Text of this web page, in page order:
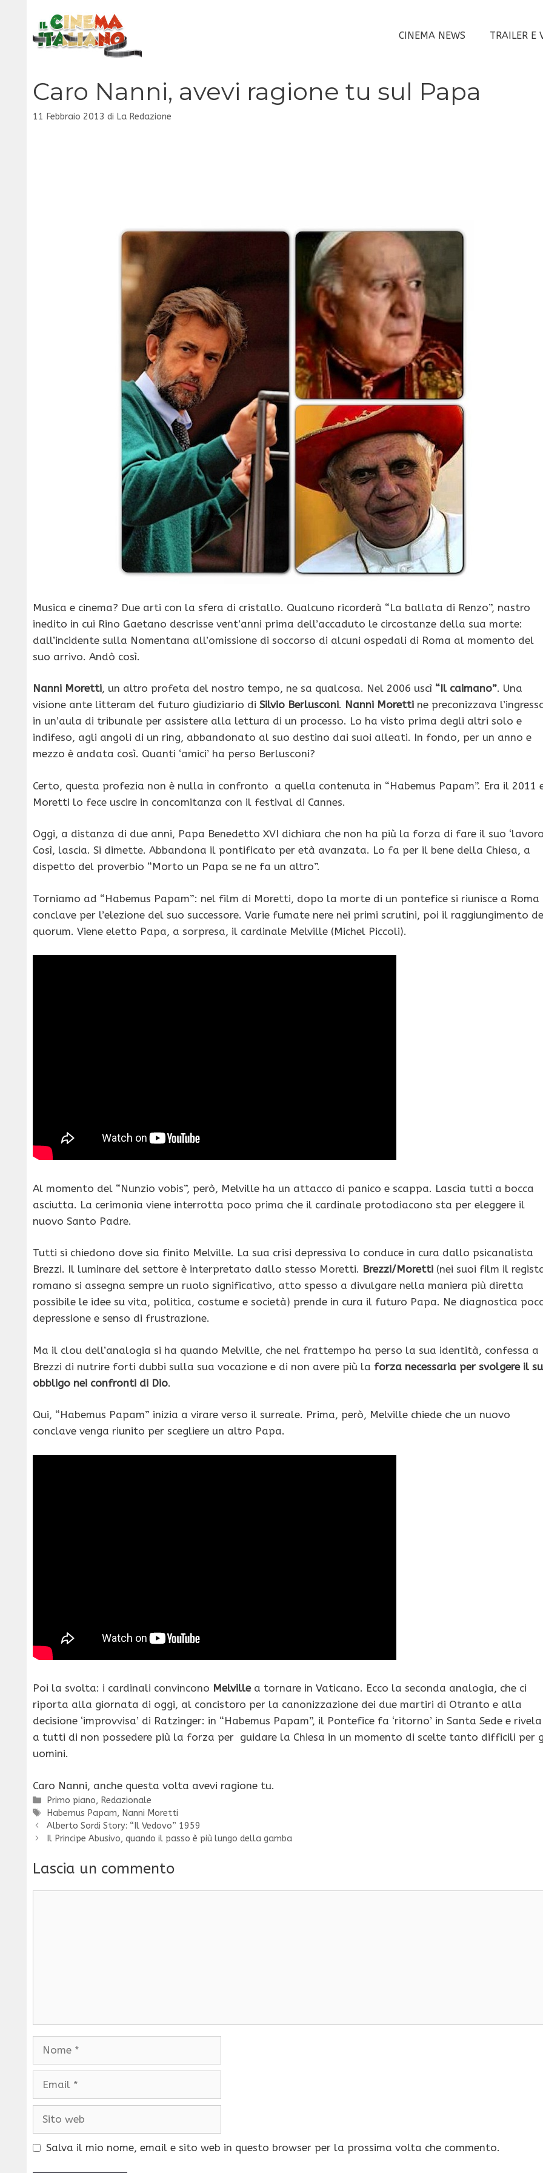
contenuto
CINEMA NEWS TRAILER E
Caro Nanni, avevi ragione tu sul Papa
11 Febbraio 2013 di La Redazione
Musica e cinema? Due arti con la sfera di cristallo. Qualcuno ricorderà “La ballata di Renzo”, nastro
inedito in cui Rino Gaetano descrisse vent’anni prima dell’accaduto le circostanze della sua morte:
dall’incidente sulla Nomentana all’omissione di soccorso di alcuni ospedali di Roma al momento del
suo arrivo. Andò così.
Nanni Moretti, un altro profeta del nostro tempo, ne sa qualcosa. Nel 2006 uscì “Il caimano”. Una
visione ante litteram del futuro giudiziario di Silvio Berlusconi. Nanni Moretti ne preconizzava
in un’aula di tribunale per assistere alla lettura di un processo. Lo ha visto prima degli altri solo e
indifeso, agli angoli di un ring, abbandonato al suo destino dai suoi alleati. In fondo, per un anno e
mezzo è andata così. Quanti ‘amici’ ha perso Berlusconi?
Certo, questa profezia non è nulla in confronto a quella contenuta in “Habemus Papam”. Era il 2011
Moretti lo fece uscire in concomitanza con il festival di Cannes.
Oggi, a distanza di due anni, Papa Benedetto XVI dichiara che non ha più la forza di fare il suo
Così, lascia. Si dimette. Abbandona il pontificato per età avanzata. Lo fa per il bene della Chiesa, a
dispetto del proverbio “Morto un Papa se ne fa un altro”.
Torniamo ad “Habemus Papam”: nel film di Moretti, dopo la morte di un pontefice si riunisce a Roma
conclave per l’elezione del suo successore. Varie fumate nere nei primi scrutini, poi il raggiungimento
quorum. Viene eletto Papa, a sorpresa, il cardinale Melville (Michel Piccoli).
Al momento del “Nunzio vobis”, però, Melville ha un attacco di panico e scappa. Lascia tutti a bocca
asciutta. La cerimonia viene interrotta poco prima che il cardinale protodiacono sta per eleggere il
nuovo Santo Padre.
Tutti si chiedono dove sia finito Melville. La sua crisi depressiva lo conduce in cura dallo psicanalista
Brezzi. Il luminare del settore è interpretato dallo stesso Moretti. Brezzi/Moretti (nei suoi film il
romano si assegna sempre un ruolo significativo, atto spesso a divulgare nella maniera più diretta
possibile le idee su vita, politica, costume e società) prende in cura il futuro Papa. Ne diagnostica
depressione e senso di frustrazione.
Ma il clou dell’analogia si ha quando Melville, che nel frattempo ha perso la sua identità, confessa a
Brezzi di nutrire forti dubbi sulla sua vocazione e di non avere più la forza necessaria per svolgere il
obbligo nei confronti di Dio.
Qui, “Habemus Papam” inizia a virare verso il surreale. Prima, però, Melville chiede che un nuovo
conclave venga riunito per scegliere un altro Papa.
Poi la svolta: i cardinali convincono Melvillea tornare in Vaticano. Ecco la seconda analogia, che ci
riporta alla giornata di oggi, al concistoro per la canonizzazione dei due martiri di Otranto e alla
decisione ‘improvvisa’ di Ratzinger: in “Habemus Papam”, il Pontefice fa ‘ritorno’ in Santa Sede e rivela
a tutti di non possedere più la forza per guidare la Chiesa in un momento di scelte tanto difficili per
uomini.
Caro Nanni, anche questa volta avevi ragione tu.
Categorie
Primo piano, Redazionale
Tag
Habemus Papam, Nanni Moretti
Alberto Sordi Story: “Il Vedovo” 1959
Il Principe Abusivo, quando il passo è più lungo della gamba
Lascia un commento
Nome
Email
Sito
Salva il mio nome, email e sito web in questo browser per la prossima volta che commento.